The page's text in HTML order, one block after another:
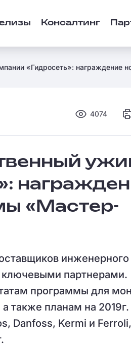
Консалтинг
«Гидросеть»: награждение
4074
«Мастер-
инженерного
ключевыми партнерами.
программы для
также планам на
Danfoss, Kermi и